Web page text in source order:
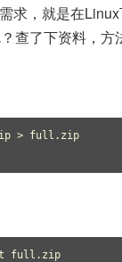
求，就是在
查了下资料，方
> full.zip
full.zip